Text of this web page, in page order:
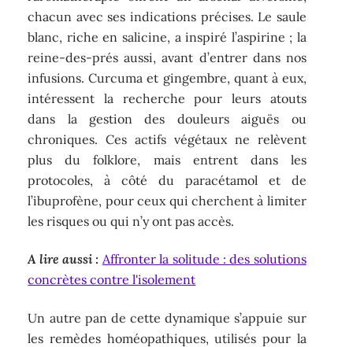
chacun avec ses indications précises. Le saule
blanc, riche en salicine, a inspiré l’aspirine ; la
reine-des-prés aussi, avant d’entrer dans nos
infusions. Curcuma et gingembre, quant à eux,
intéressent la recherche pour leurs atouts
dans la gestion des douleurs aiguës ou
chroniques. Ces actifs végétaux ne relèvent
plus du folklore, mais entrent dans les
protocoles, à côté du paracétamol et de
l’ibuprofène, pour ceux qui cherchent à limiter
les risques ou qui n’y ont pas accès.
A lire aussi : Affronter la solitude : des solutions
concrètes contre l'isolement
Un autre pan de cette dynamique s’appuie sur
les remèdes homéopathiques, utilisés pour la